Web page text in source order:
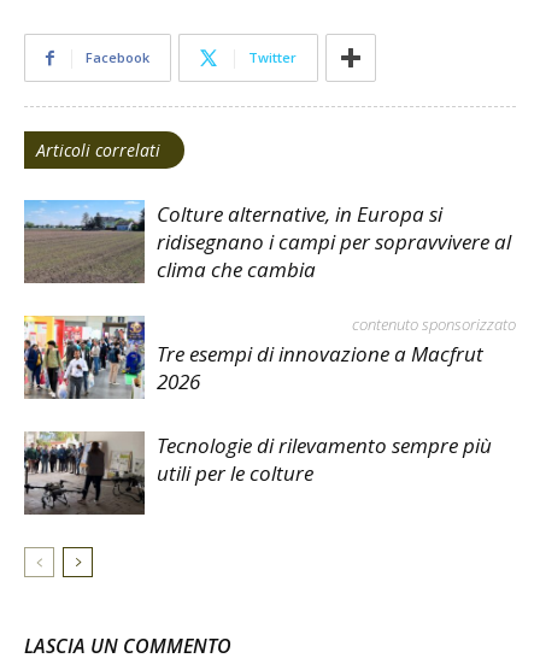
Facebook Twitter
Articoli correlati
Colture alternative, in Europa si
ridisegnano i campi per sopravvivere al
clima che cambia
contenuto sponsorizzato
Tre esempi di innovazione a Macfrut
2026
Tecnologie di rilevamento sempre più
utili per le colture
LASCIA UN COMMENTO